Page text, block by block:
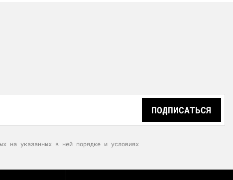
ПОДПИСАТЬСЯ
на указанных в ней порядке и условиях